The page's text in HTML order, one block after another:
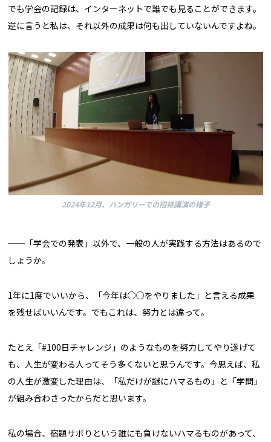
でも学会の記録は、インターネットで誰でも見ることができます。
逆に言うと私は、それ以外の成果は何も出していないんですよね。
2024年12月、ハンガリーでの招待講演の様子
──「学会での発表」以外で、一般の人が実践する方法はあるので
しょうか。
1年に1度でいいから、「今年は○○をやりました」と言える成果
を残せばいいんです。でもこれは、努力とは違って。
たとえ「#100日チャレンジ」のようなものを努力してやり遂げて
も、人生が変わる人ってそう多くないと思うんです。今思えば、私
の人生が激変した理由は、「私だけが謎にハマるもの」と「学問」
が組み合わさったからだと思います。
私の場合、宿題サボりという誰にも負けないハマるものがあって、